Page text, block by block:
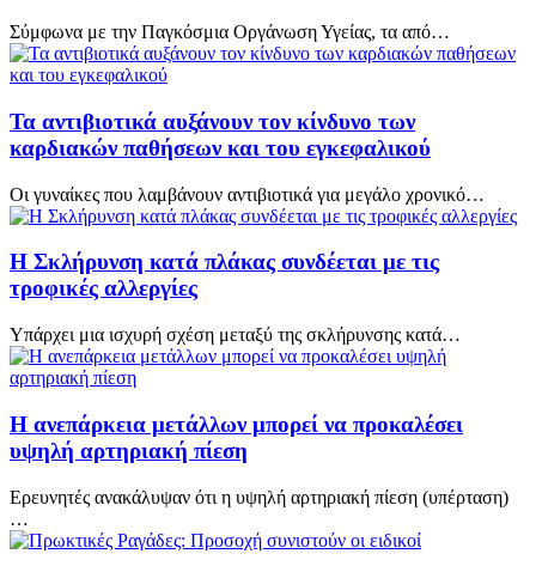
Σύμφωνα με την Παγκόσμια Οργάνωση Υγείας, τα από…
Τα αντιβιοτικά αυξάνουν τον κίνδυνο των
καρδιακών παθήσεων και του εγκεφαλικού
Οι γυναίκες που λαμβάνουν αντιβιοτικά για μεγάλο χρονικό…
Η Σκλήρυνση κατά πλάκας συνδέεται με τις
τροφικές αλλεργίες
Υπάρχει μια ισχυρή σχέση μεταξύ της σκλήρυνσης κατά…
Η ανεπάρκεια μετάλλων μπορεί να προκαλέσει
υψηλή αρτηριακή πίεση
Ερευνητές ανακάλυψαν ότι η υψηλή αρτηριακή πίεση (υπέρταση)
…